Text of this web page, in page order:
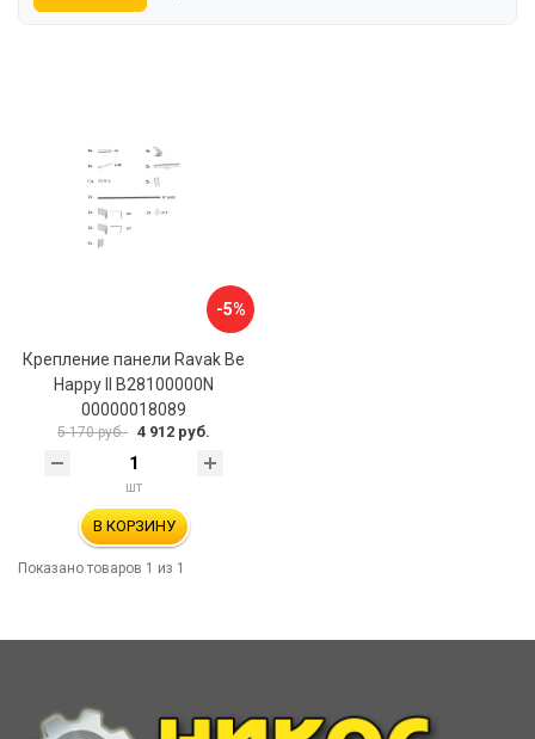
-5%
Крепление панели Ravak Be
Happy II B28100000N
00000018089
5 170 руб. 4 912 руб.
шт
В КОРЗИНУ
Показано товаров 1 из 1